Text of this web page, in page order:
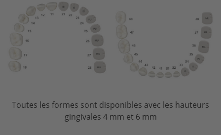
Toutes les formes sont disponibles avec les hauteurs
gingivales 4 mm et 6 mm